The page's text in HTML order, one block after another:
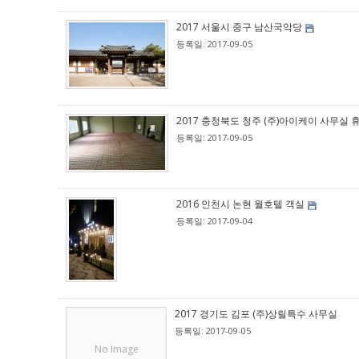
2017 서울시 중구 남산국악당
등록일: 2017-09-05
2017 충청북도 청주 (주)아이케이 사무실
등록일: 2017-09-05
2016 인천시 논현 월호텔 객실
등록일: 2017-09-04
No Image
2017 경기도 김포 (주)상릴특수 사무실
등록일: 2017-09-05